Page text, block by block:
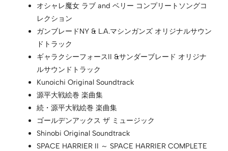
オシャレ魔女 ラブ and ベリー コンプリートソングコ
レクション
ガンブレードNY & L.A.マシンガンズ オリジナルサウン
ドトラック
ギャラクシーフォースII &サンダーブレード オリジナ
ルサウンドトラック
Kunoichi Original Soundtrack
源平大戦絵巻 楽曲集
続・源平大戦絵巻 楽曲集
ゴールデンアックス ザ ミュージック
Shinobi Original Soundtrack
SPACE HARRIER II ～ SPACE HARRIER COMPLETE